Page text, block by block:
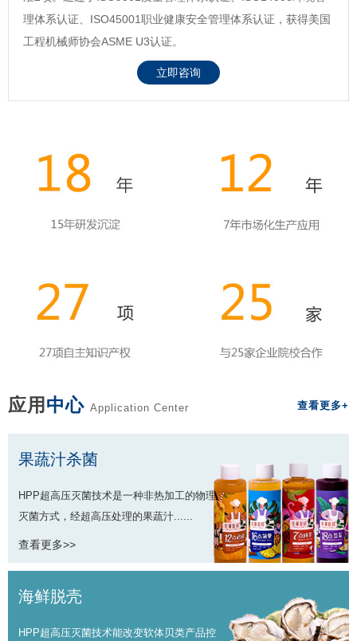
理体系认证、ISO45001职业健康安全管理体系认证，获得美国
工程机械师协会ASME U3认证。
立即咨询
应用 中心 Application Center 查看更多+
果蔬汁杀菌
HPP超高压灭菌技术是一种非热加工的物理
灭菌方式，经超高压处理的果蔬汁......
查看更多>>
海鲜脱壳
HPP超高压灭菌技术能改变软体贝类产品控